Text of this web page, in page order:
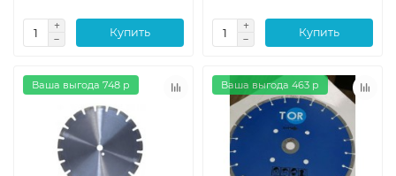
Купить Купить
Ваша выгода 748 р Ваша выгода 463 р